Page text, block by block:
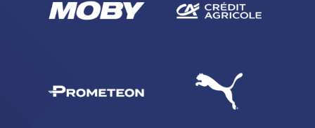
sempre abilitati